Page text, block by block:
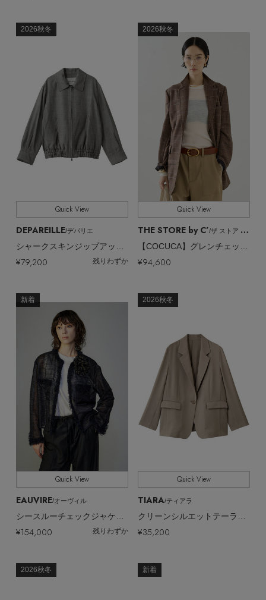
2026秋冬
Quick View
DEPAREILLE/デパリエ
¥79,200 残りわずか
2026秋冬
Quick View
THE STORE by C’/ザ ストア バイシー
¥94,600
新着
Quick View
EAUVIRE/オーヴィル
シースルーチェックジャケット
¥154,000 残りわずか
2026秋冬
Quick View
TIARA/ティアラ
クリーンシルエットテーラードジャケット
¥35,200
2026秋冬 新着